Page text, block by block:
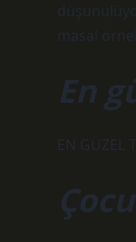
masal
En
EN GÜZEL